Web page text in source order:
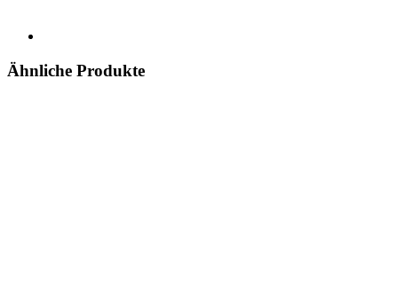
Ähnliche Produkte